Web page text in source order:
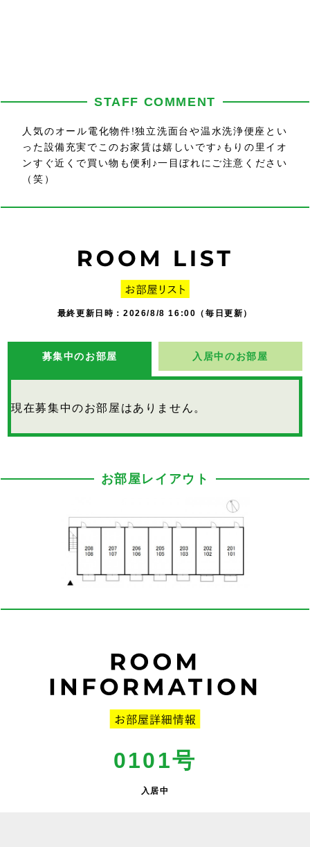
STAFF COMMENT
人気のオール電化物件!独立洗面台や温水洗浄便座とい
った設備充実でこのお家賃は嬉しいです♪もりの里イオ
ンすぐ近くで買い物も便利♪一目ぼれにご注意ください
（笑）
最終更新日時：2026/8/8 16:00（毎日更新）
募集中のお部屋 入居中のお部屋
現在募集中のお部屋はありません。
お部屋レイアウト
0101号
入居中